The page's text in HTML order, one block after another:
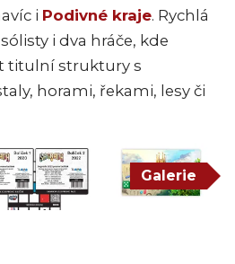
i Podivné kraje. Rychlá
i dva hráče, kde
titulní struktury s
horami, řekami, lesy či
Galerie